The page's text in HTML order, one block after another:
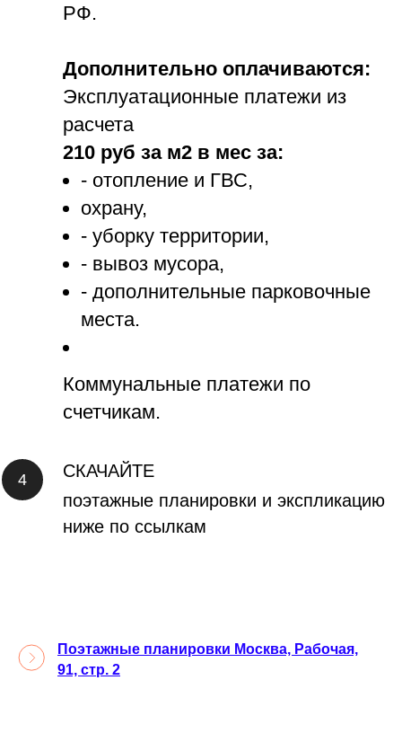
РФ.
Дополнительно оплачиваются:
Эксплуатационные платежи из
расчета
210 руб за м2 в мес за:
- отопление и ГВС,
охрану,
- уборку территории,
- вывоз мусора,
- дополнительные парковочные
места.
Коммунальные платежи по
счетчикам.
СКАЧАЙТЕ
поэтажные планировки и экспликацию
ниже по ссылкам
Поэтажные планировки Москва, Рабочая,
91, стр. 2